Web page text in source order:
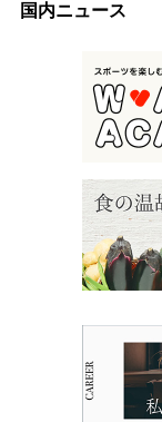
国内ニュース